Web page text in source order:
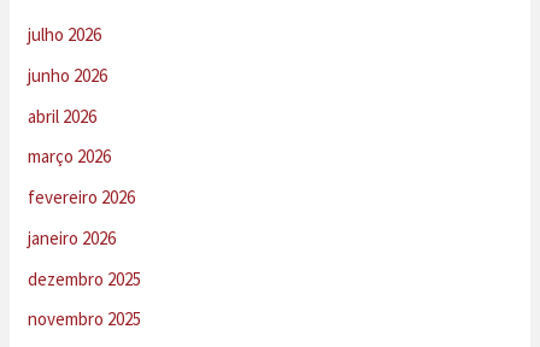
julho 2026
junho 2026
abril 2026
março 2026
fevereiro 2026
janeiro 2026
dezembro 2025
novembro 2025